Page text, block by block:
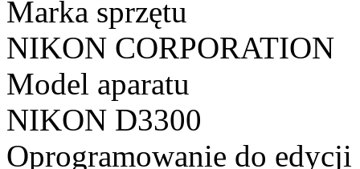
Marka sprzętu
NIKON CORPORATION
Model aparatu
NIKON D3300
Oprogramowanie do edycji